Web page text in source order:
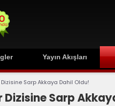
Yayın Akışları
Sarp Akkaya Dahil Oldu!
Sarp